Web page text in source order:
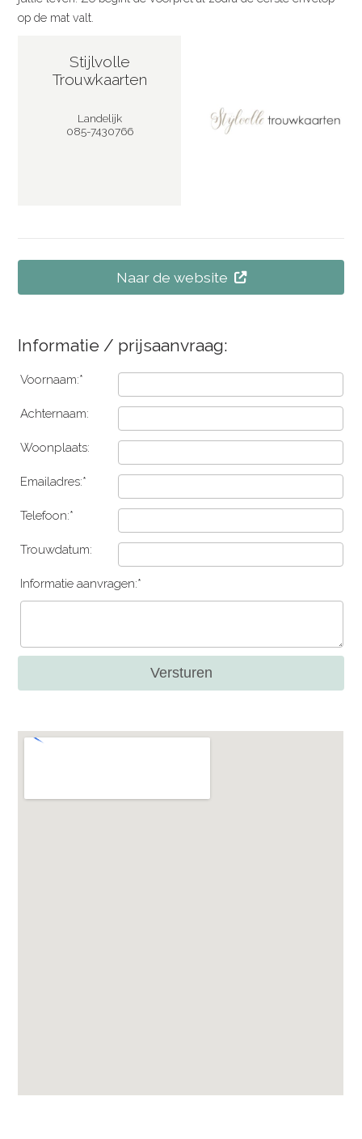
op de mat valt.
Stijlvolle
Trouwkaarten
Landelijk
085-7430766
Naar de website
Informatie / prijsaanvraag:
Voornaam:*
Achternaam:
Woonplaats:
Emailadres:*
Telefoon:*
Trouwdatum:
Informatie aanvragen:*